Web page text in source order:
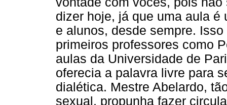
dizer hoje, já que uma aula é
e alunos, desde sempre.
primeiros professores como
aulas da Universidade de
oferecia a palavra livre para
dialética. Mestre Abelardo,
sexual, propunha fazer